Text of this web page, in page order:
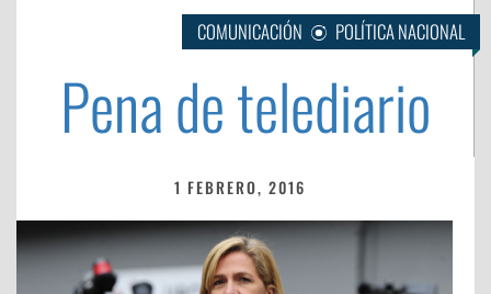
COMUNICACIÓN POLÍTICA NACIONAL
Pena de telediario
1 FEBRERO, 2016